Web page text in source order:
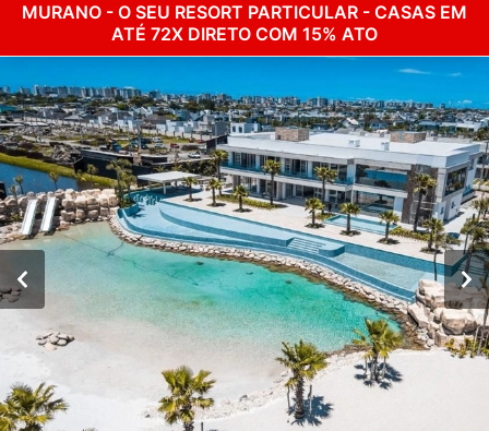
MURANO - O SEU RESORT PARTICULAR - CASAS EM
ATÉ 72X DIRETO COM 15% ATO